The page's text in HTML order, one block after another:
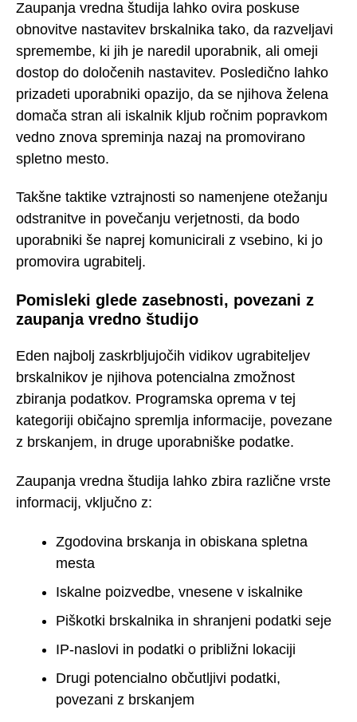
Zaupanja vredna študija lahko ovira poskuse
obnovitve nastavitev brskalnika tako, da razveljavi
spremembe, ki jih je naredil uporabnik, ali omeji
dostop do določenih nastavitev. Posledično lahko
prizadeti uporabniki opazijo, da se njihova želena
domača stran ali iskalnik kljub ročnim popravkom
vedno znova spreminja nazaj na promovirano
spletno mesto.
Takšne taktike vztrajnosti so namenjene otežanju
odstranitve in povečanju verjetnosti, da bodo
uporabniki še naprej komunicirali z vsebino, ki jo
promovira ugrabitelj.
Pomisleki glede zasebnosti, povezani z
zaupanja vredno študijo
Eden najbolj zaskrbljujočih vidikov ugrabiteljev
brskalnikov je njihova potencialna zmožnost
zbiranja podatkov. Programska oprema v tej
kategoriji običajno spremlja informacije, povezane
z brskanjem, in druge uporabniške podatke.
Zaupanja vredna študija lahko zbira različne vrste
informacij, vključno z:
Zgodovina brskanja in obiskana spletna
mesta
Iskalne poizvedbe, vnesene v iskalnike
Piškotki brskalnika in shranjeni podatki seje
IP-naslovi in podatki o približni lokaciji
Drugi potencialno občutljivi podatki,
povezani z brskanjem